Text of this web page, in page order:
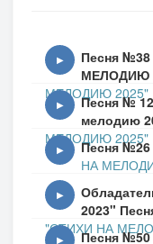
С листьями
Больше не
Счастье.
Стоит
Новое
Чувств
Сдюжит
▶
Песня
МЕЛОДИЮ
МЕЛОДИЮ 2025"
▶
Песня №
мелодию
МЕЛОДИЮ 2025"
▶ Песня №26
НА
▶
2023"
"СТИХИ НА
▶ Песня №50